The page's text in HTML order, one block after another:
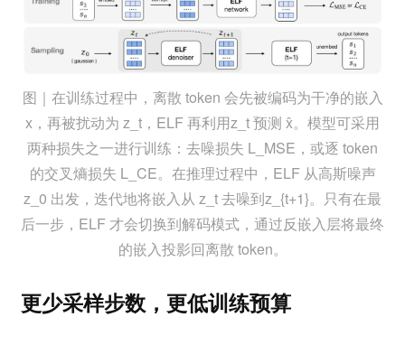
图｜在训练过程中，离散 token 会先被编码为干净的嵌入
x，再被扰动为 z_t，ELF 再利用z_t 预测 x̂。模型可采用
两种损失之一进行训练：去噪损失 L_MSE，或逐 token
的交叉熵损失 L_CE。在推理过程中，ELF 从高斯噪声
z_0 出发，迭代地将嵌入从 z_t 去噪到z_{t+1}。只有在最
后一步，ELF 才会切换到解码模式，通过反嵌入层将最终
的嵌入投影回离散 token。
更少采样步数，更低训练预算